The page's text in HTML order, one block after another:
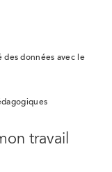
des données avec le
travail